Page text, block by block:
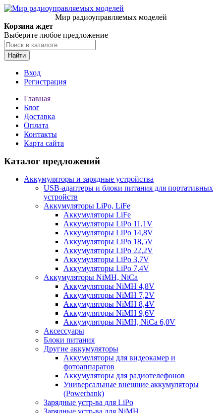
Мир радиоуправляемых моделей
Корзина ждет
Выберите любое предложение
Найти
Вход
Регистрация
Главная
Блог
Доставка
Оплата
Контакты
Карта сайта
Каталог предложений
Аккумуляторы и зарядные устройства
USB-адаптеры и блоки питания для портативных
устройств
Аккумуляторы LiPo, LiFe
Аккумуляторы LiFe
Аккумуляторы LiPo 11,1V
Аккумуляторы LiPo 14,8V
Аккумуляторы LiPo 18,5V
Аккумуляторы LiPo 22,2V
Аккумуляторы LiPo 3,7V
Аккумуляторы LiPo 7,4V
Аккумуляторы NiMH, NiCa
Аккумуляторы NiMH 4,8V
Аккумуляторы NiMH 7,2V
Аккумуляторы NiMH 8,4V
Аккумуляторы NiMH 9,6V
Аккумуляторы NiMH, NiCa 6,0V
Аксессуары
Блоки питания
Другие аккумуляторы
Аккумуляторы для видеокамер и
фотоаппаратов
Аккумуляторы для радиотелефонов
Универсальные внешние аккумуляторы
(Powerbank)
Зарядные устр-ва для LiPo
Зарядные устр-ва для NiMH